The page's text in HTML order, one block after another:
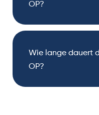
OP?
Wie lange dauert
OP?